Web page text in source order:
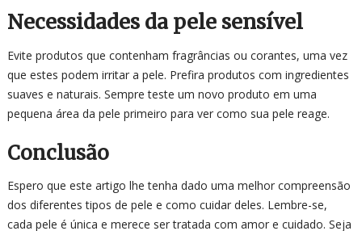
Necessidades da pele sensível
Evite produtos que contenham fragrâncias ou corantes, uma vez
que estes podem irritar a pele. Prefira produtos com ingredientes
suaves e naturais. Sempre teste um novo produto em uma
pequena área da pele primeiro para ver como sua pele reage.
Conclusão
Espero que este artigo lhe tenha dado uma melhor compreensão
dos diferentes tipos de pele e como cuidar deles. Lembre-se,
cada pele é única e merece ser tratada com amor e cuidado. Seja